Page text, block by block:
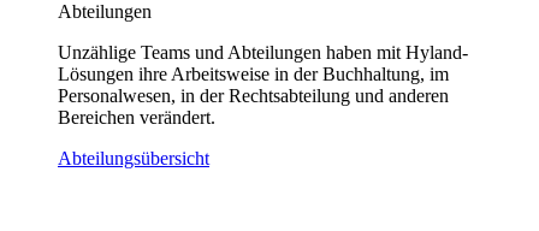
Abteilungen
Unzählige Teams und Abteilungen haben mit Hyland-
Lösungen ihre Arbeitsweise in der Buchhaltung, im
Personalwesen, in der Rechtsabteilung und anderen
Bereichen verändert.
Abteilungsübersicht